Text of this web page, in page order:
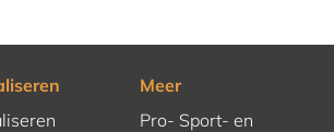
Meer
Pro- Sport- en